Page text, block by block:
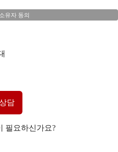
소유자 동의
담
필요하신가요?